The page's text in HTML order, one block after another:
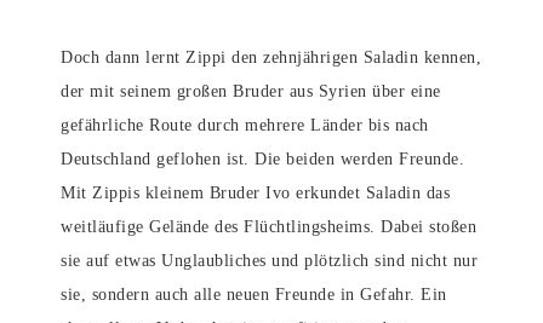
Doch dann lernt Zippi den zehnjährigen Saladin kennen,
der mit seinem großen Bruder aus Syrien über eine
gefährliche Route durch mehrere Länder bis nach
Deutschland geflohen ist. Die beiden werden Freunde.
Mit Zippis kleinem Bruder Ivo erkundet Saladin das
weitläufige Gelände des Flüchtlingsheims. Dabei stoßen
sie auf etwas Unglaubliches und plötzlich sind nicht nur
sie, sondern auch alle neuen Freunde in Gefahr. Ein